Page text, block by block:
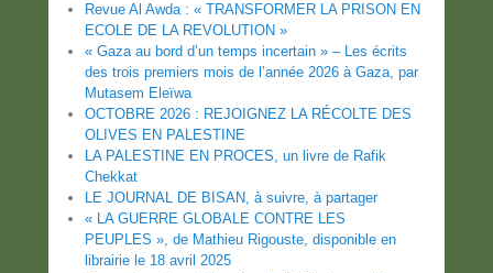
Revue Al Awda : « TRANSFORMER LA PRISON EN
ECOLE DE LA REVOLUTION »
« Gaza au bord d’un temps incertain » – Les écrits
des trois premiers mois de l’année 2026 à Gaza, par
Mutasem Eleïwa
OCTOBRE 2026 : REJOIGNEZ LA RÉCOLTE DES
OLIVES EN PALESTINE
LA PALESTINE EN PROCES, un livre de Rafik
Chekkat
LE JOURNAL DE BISAN, à suivre, à partager
« LA GUERRE GLOBALE CONTRE LES
PEUPLES », de Mathieu Rigouste, disponible en
librairie le 18 avril 2025